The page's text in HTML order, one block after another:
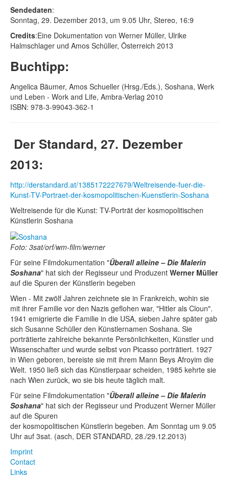
Sendedaten:
Sonntag, 29. Dezember 2013, um 9.05 Uhr, Stereo, 16:9
Credits:Eine Dokumentation von Werner Müller, Ulrike
Halmschlager und Amos Schüller, Österreich 2013
Buchtipp:
Angelica Bäumer, Amos Schueller (Hrsg./Eds.), Soshana, Werk
und Leben - Work and Life, Ambra-Verlag 2010
ISBN: 978-3-99043-362-1
Der Standard, 27. Dezember
2013:
http://derstandard.at/1385172227679/Weltreisende-fuer-die-
Kunst-TV-Portraet-der-kosmopolitischen-Kuenstlerin-Soshana
Weltreisende für die Kunst: TV-Porträt der kosmopolitischen
Künstlerin Soshana
Foto: 3sat/orf/wm-film/werner
Für seine Filmdokumentation "Überall alleine – Die Malerin
So­shana" hat sich der Regisseur und Produzent Werner Müller
auf die Spuren der Künstlerin begeben
Wien - Mit zwölf Jahren zeichnete sie in Frankreich, wohin sie
mit ihrer Familie vor den Nazis geflohen war, "Hitler als Cloun".
1941 emigrierte die Familie in die USA, sieben Jahre später gab
sich Susanne Schüller den Künstlernamen Soshana. Sie
porträtierte zahlreiche bekannte Persönlichkeiten, Künstler und
Wissenschafter und wurde selbst von Picasso porträtiert. 1927
in Wien ­geboren, bereiste sie mit ihrem Mann Beys Afroyim die
Welt. 1950 ließ sich das Künstlerpaar scheiden, 1985 kehrte sie
nach Wien zurück, wo sie bis heute täglich malt.
Für seine Filmdokumentation "Überall alleine – Die Malerin
So­shana" hat sich der Regisseur und Produzent Werner Müller
auf die Spuren
der kosmopolitischen Künstlerin begeben. Am Sonntag um 9.05
Uhr auf 3sat. (asch, DER STANDARD, 28./29.12.2013)
Imprint
Contact
Links